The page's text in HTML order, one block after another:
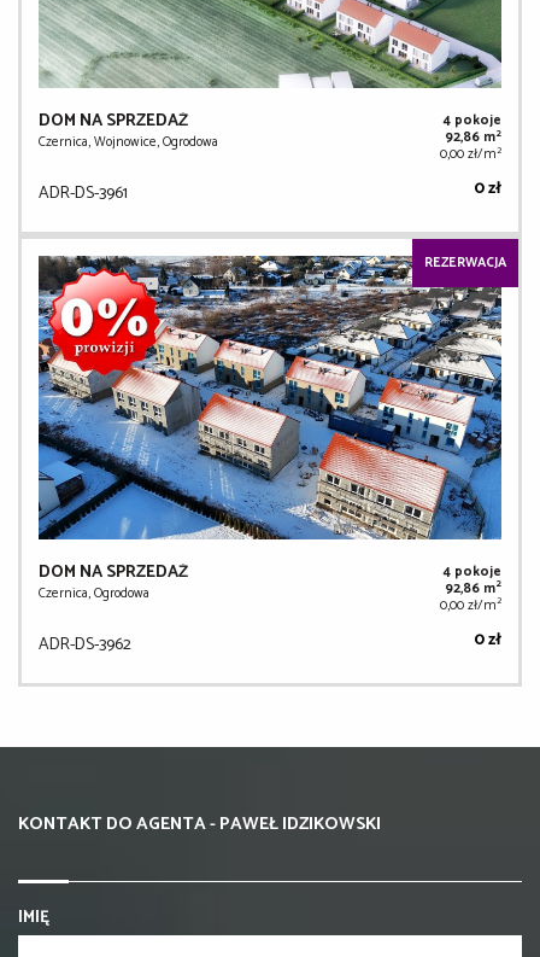
DOM NA SPRZEDAŻ
Czernica, Wojnowice, Ogrodowa
4 pokoje
92,86 m2
0,00 zł/m2
ADR-DS-3961 0 zł
REZERWACJA
DOM NA SPRZEDAŻ
Czernica, Ogrodowa
4 pokoje
92,86 m2
0,00 zł/m2
ADR-DS-3962 0 zł
KONTAKT DO AGENTA - PAWEŁ IDZIKOWSKI
IMIĘ